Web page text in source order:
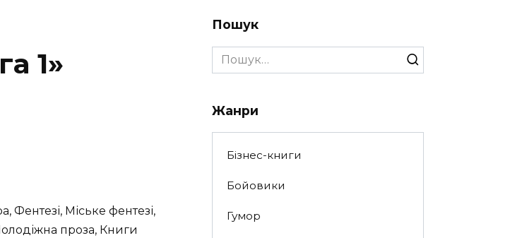
1»
Фентезі, Міське фентезі,
проза, Книги
Пошук
Search
for:
Жанри
Бізнес-книги
Бойовики
Гумор